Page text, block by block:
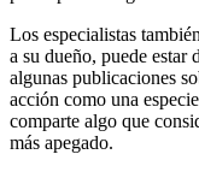
Los especialistas
a su dueño, puede estar
algunas publicaciones
acción como una
comparte algo que
más apegado.